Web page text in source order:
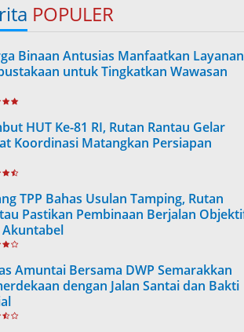
POPULER
Binaan Antusias Manfaatkan Layanan
untuk Tingkatkan Wawasan
HUT Ke-81 RI, Rutan Rantau Gelar
Koordinasi Matangkan Persiapan
TPP Bahas Usulan Tamping, Rutan
Pastikan Pembinaan Berjalan
Amuntai Bersama DWP Semarakkan
dengan Jalan Santai dan Bakti